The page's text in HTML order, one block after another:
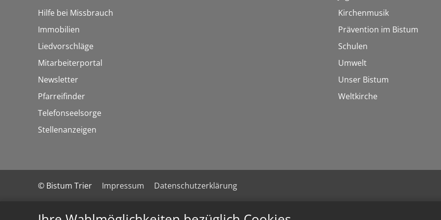
Hilfe bei Missbrauch
Immobilien
Liedvorschläge
Mitarbeiterportal
Newsletter
Pfarreifinder
Telefonseelsorge
Stellenanzeigen
Kirchenmusik
Prävention im Bistum
Schulen
Umwelt
Unser Bistum
Weltkirche
© Bistum Trier Impressum Datenschutzerklärung